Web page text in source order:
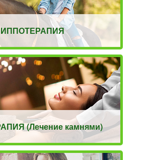
ИППОТЕРАПИЯ
(Лечение камнями)